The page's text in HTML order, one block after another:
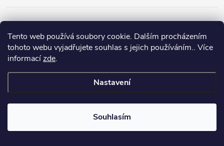
Tento web používá soubory cookie. Dalším procházením
tohoto webu vyjadřujete souhlas s jejich používáním.. Více
informacízde.
Nastavení
Souhlasím
Copyright 2026Style4.cz. Všechna práva vyhrazena.